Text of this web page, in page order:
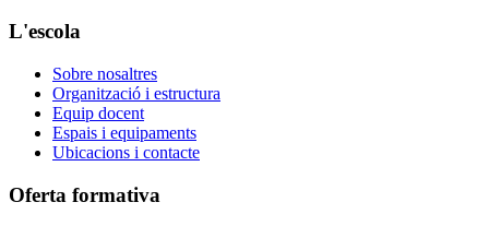
L'escola
Sobre nosaltres
Organització i estructura
Equip docent
Espais i equipaments
Ubicacions i contacte
Oferta formativa